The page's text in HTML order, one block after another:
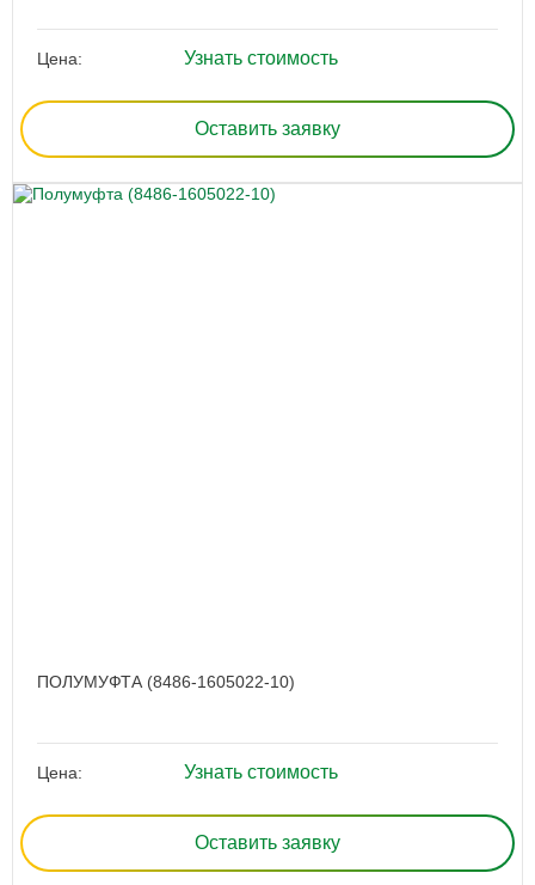
Цена: Узнать стоимость
Оставить заявку
ПОЛУМУФТА (8486-1605022-10)
Цена: Узнать стоимость
Оставить заявку